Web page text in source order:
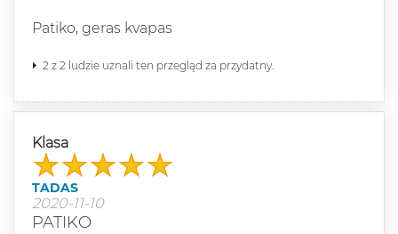
Patiko, geras kvapas
2 z 2 ludzie uznali ten przegląd za przydatny.
Klasa
TADAS
2020-11-10
PATIKO